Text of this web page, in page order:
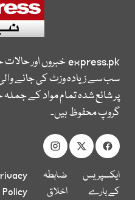
express.pkخبروں اور
سب سے زیادہ وزٹ کی جانے
پر شائع شدہ تمام مواد کے
گروپ محفوظ ہیں۔
ایکسپریس
کے بارے
ضابطہ
اخلاق
Policy